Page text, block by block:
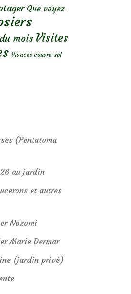
Que voyez-
mois Visites
Vivaces couvre-sol
(Pentatoma
au jardin
et autres
Nozomi
Marie Dermar
(jardin privé)